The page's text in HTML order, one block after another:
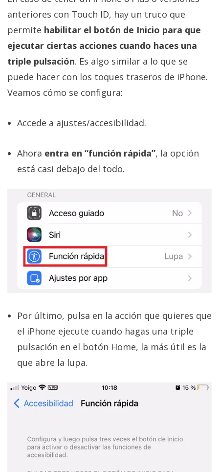
anteriores con Touch ID, hay un truco que
permite habilitar el botón de Inicio para que
ejecutar ciertas acciones cuando haces una
triple pulsación. Es algo similar a lo que se
puede hacer con los toques traseros de iPhone.
Veamos cómo se configura:
Accede a ajustes/accesibilidad.
Ahora entra en “función rápida”, la opción
está casi debajo del todo.
Por último, pulsa en la acción que quieres que
el iPhone ejecute cuando hagas una triple
pulsación en el botón Home, la más útil es la
que abre la lupa.